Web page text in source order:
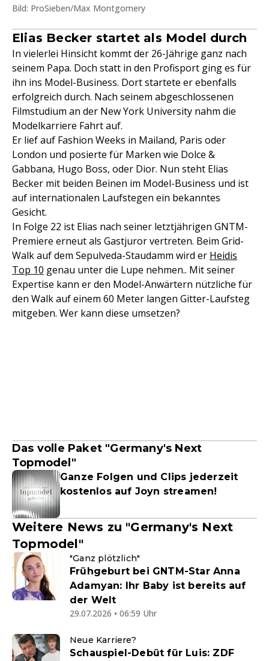
Bild: ProSieben/Max Montgomery
Elias Becker startet als Model durch
In vielerlei Hinsicht kommt der 26-Jährige ganz nach
seinem Papa. Doch statt in den Profisport ging es für
ihn ins Model-Business. Dort startete er ebenfalls
erfolgreich durch. Nach seinem abgeschlossenen
Filmstudium an der New York University nahm die
Modelkarriere Fahrt auf.
Er lief auf Fashion Weeks in Mailand, Paris oder
London und posierte für Marken wie Dolce &
Gabbana, Hugo Boss, oder Dior. Nun steht Elias
Becker mit beiden Beinen im Model-Business und ist
auf internationalen Laufstegen ein bekanntes
Gesicht.
In Folge 22 ist Elias nach seiner letztjährigen GNTM-
Premiere erneut als Gastjuror vertreten. Beim Grid-
Walk auf dem Sepulveda-Staudamm wird er Heidis
Top 10 genau unter die Lupe nehmen.. Mit seiner
Expertise kann er den Model-Anwärtern nützliche für
den Walk auf einem 60 Meter langen Gitter-Laufsteg
mitgeben. Wer kann diese umsetzen?
Das volle Paket "Germany's Next
Topmodel"
Ganze Folgen und Clips jederzeit
kostenlos auf Joyn streamen!
Weitere News zu "Germany's Next
Topmodel"
"Ganz plötzlich"
Frühgeburt bei GNTM-Star Anna
Adamyan: Ihr Baby ist bereits auf
der Welt
29.07.2026 • 06:59 Uhr
Neue Karriere?
Schauspiel-Debüt für Luis: ZDF